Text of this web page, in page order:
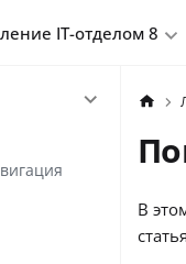
IT-отделом 8
В